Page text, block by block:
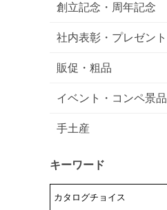
創立記念・周年記念
社内表彰・プレゼント
販促・粗品
イベント・コンペ景品
手土産
キーワード